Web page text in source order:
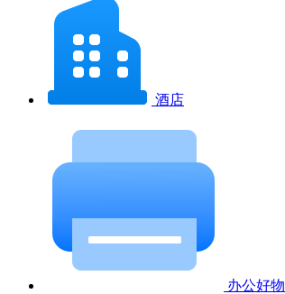
酒店
办公好物